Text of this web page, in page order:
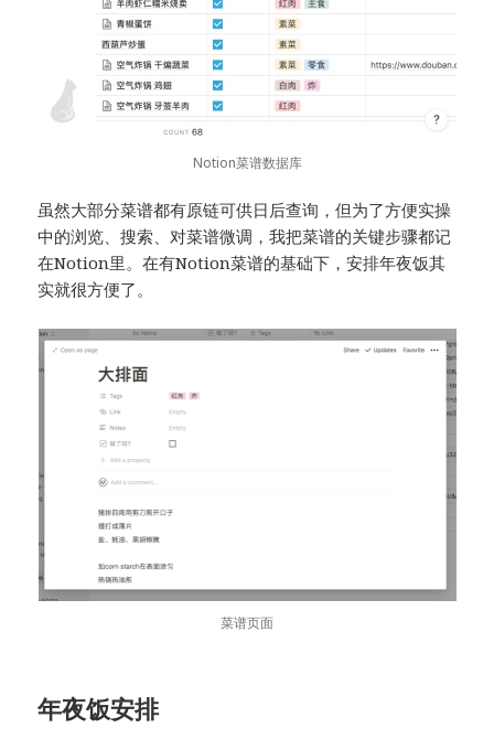
Notion菜谱数据库
虽然大部分菜谱都有原链可供日后查询，但为了方便实操
中的浏览、搜索、对菜谱微调，我把菜谱的关键步骤都记
在Notion里。在有Notion菜谱的基础下，安排年夜饭其
实就很方便了。
菜谱页面
年夜饭安排